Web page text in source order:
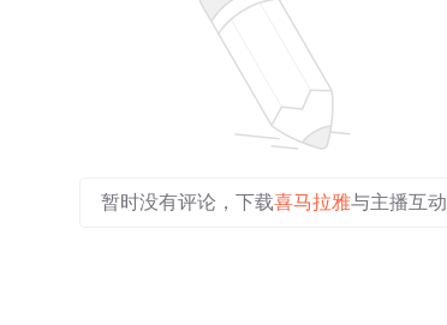
暂时没有评论，下载喜马拉雅与主播互动